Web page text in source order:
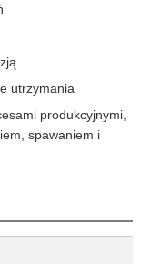
utrzymania
produkcyjnymi,
spawaniem i